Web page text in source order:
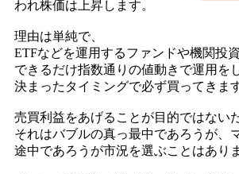
われ株価は上昇します。
理由は単純で、
ETFなどを運用するファンドや機関投資
できるだけ指数通りの値動きで運用を
決まったタイミングで必ず買ってきます
売買利益をあげることが目的ではない
それはバブルの真っ最中であろうが、
途中であろうが市況を選ぶことはあり